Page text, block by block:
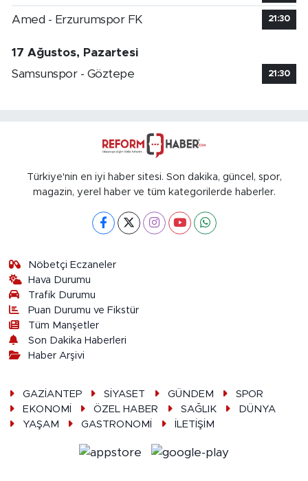
Amed - Erzurumspor FK 21:30
17 Ağustos, Pazartesi
Samsunspor - Göztepe
21:30
Türkiye'nin en iyi haber sitesi. Son dakika, güncel, spor,
magazin, yerel haber ve tüm kategorilerde haberler.
Nöbetçi Eczaneler
Hava Durumu
Trafik Durumu
Puan Durumu ve Fikstür
Tüm Manşetler
Son Dakika Haberleri
Haber Arşivi
GAZİANTEP SİYASET GÜNDEM
SPOR
EKONOMİ
ÖZEL HABER SAĞLIK
DÜNYA
YAŞAM
GASTRONOMİ İLETİŞİM